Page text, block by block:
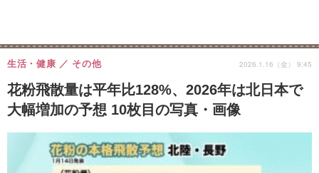
花粉飛散量は平年比128%、2026年は北日本で
大幅増加の予想 10枚目の写真・画像
生活・健康 その他 2026.1.16（金） 9:45